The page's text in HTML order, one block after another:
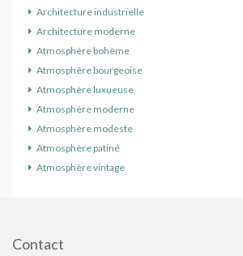
Architecture industrielle
Architecture moderne
Atmosphère bohème
Atmosphère bourgeoise
Atmosphère luxueuse
Atmosphère moderne
Atmosphère modeste
Atmosphère patiné
Atmosphère vintage
Contact